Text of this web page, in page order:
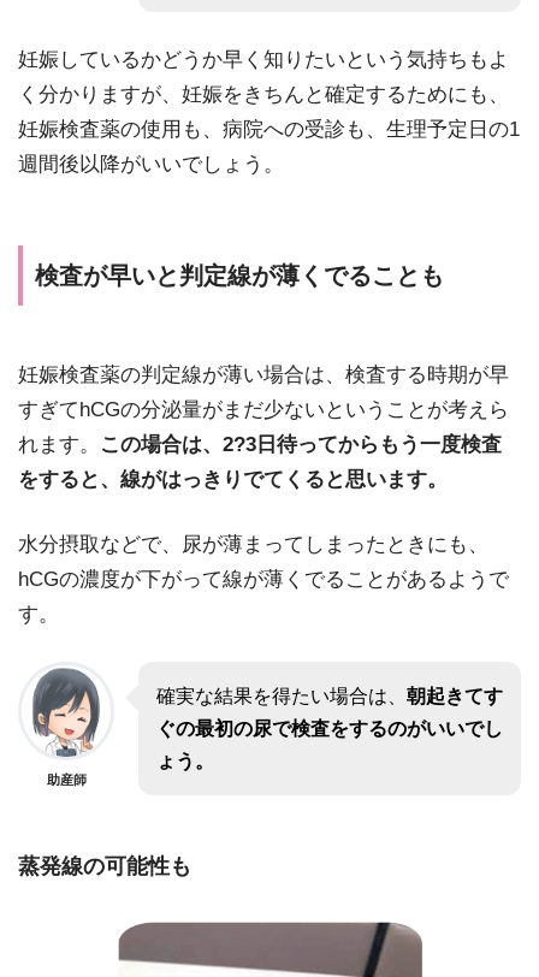
妊娠しているかどうか早く知りたいという気持ちもよ
く分かりますが、妊娠をきちんと確定するためにも、
妊娠検査薬の使用も、病院への受診も、生理予定日の1
週間後以降がいいでしょう。
検査が早いと判定線が薄くでることも
妊娠検査薬の判定線が薄い場合は、検査する時期が早
すぎてhCGの分泌量がまだ少ないということが考えら
れます。
この場合は、2?3日待ってからもう一度検査
をすると、線がはっきりでてくると思います。
水分摂取などで、尿が薄まってしまったときにも、
hCGの濃度が下がって線が薄くでることがあるようで
す。
助産師
確実な結果を得たい場合は、 朝起きてす
ぐの最初の尿で検査をするのがいいでし
ょう。
蒸発線の可能性も